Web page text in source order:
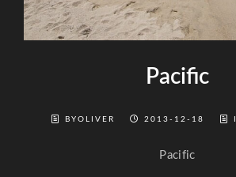
Pacific
BYOLIVER 2013-12-18
Pacific